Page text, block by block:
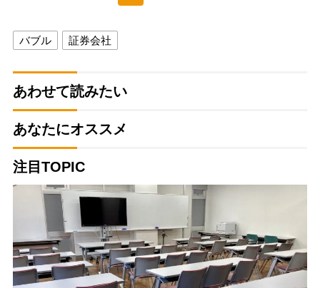
バブル 証券会社
あわせて読みたい
あなたにオススメ
注目TOPIC